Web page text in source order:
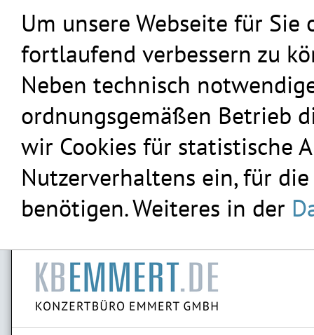
Um unsere Webseite für
fortlaufend verbessern zu
Neben technisch
ordnungsgemäßen Betrieb
wir Cookies für statistische
Nutzerverhaltens ein, für
benötigen. Weiteres in der